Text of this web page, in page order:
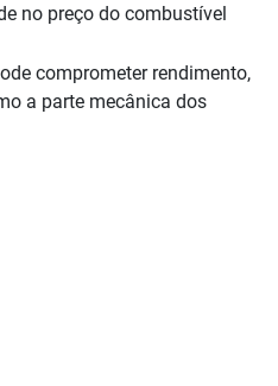
no preço do combustível
comprometer rendimento,
a parte mecânica dos